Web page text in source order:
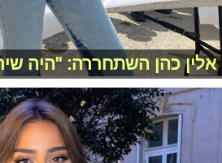
אלין כהן השתחררה: "היה